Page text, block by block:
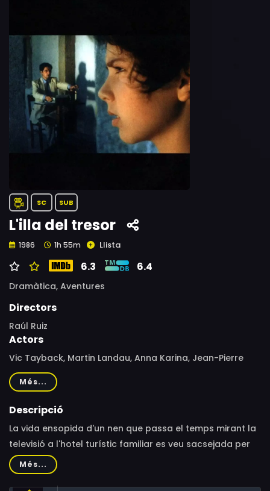
SC SUB
L'illa del tresor
1986 1h 55m Llista
6.3 6.4
Dramàtica, Aventures
Directors
Raúl Ruiz
Actors
Vic Tayback, Martin Landau, Anna Karina, Jean-Pierre
Léaud, Sheila, Lou Castel, Jean-François Stévenin, Yves
Afonso, Jeffrey Kime, Michel Ferber, Pedro Armendáriz Jr.,
Charles Schmitt, Tony Jessen, Melvil Poupaud, Marques
Més...
Descripció
La vida ensopida d'un nen que passa el temps mirant la
televisió a l'hotel turístic familiar es veu sacsejada per
un seguit d'adults, a la recerca d'un tresor, que
estimulen la seva fantasia.
Més...